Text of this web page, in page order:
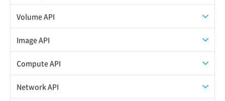
APIでVPSを作成する
API情報を確認する
Credential一覧取得
Credential作成
Credential削除
Volume API
スナップショット一覧取得
スナップショット作成
スナップショット削除
Image API
ISOイメージアップロード
ISOイメージ作成
Compute API
ISOイメージ挿入/排出
Network API